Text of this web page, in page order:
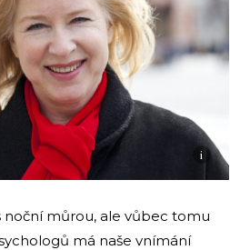
i
noční můrou, ale vůbec tomu
má naše vnímání